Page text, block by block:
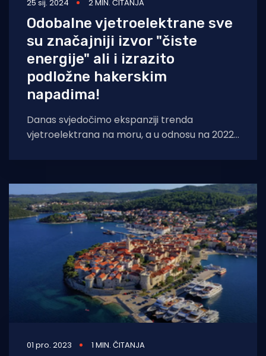
25 sij. 2024 2 MIN. ČITANJA
Odobalne vjetroelektrane sve
su značajniji izvor "čiste
energije" ali i izrazito
podložne hakerskim
napadima!
Danas svjedočimo ekspanziji trenda
vjetroelektrana na moru, a u odnosu na 2022.
01 pro. 2023 1 MIN. ČITANJA